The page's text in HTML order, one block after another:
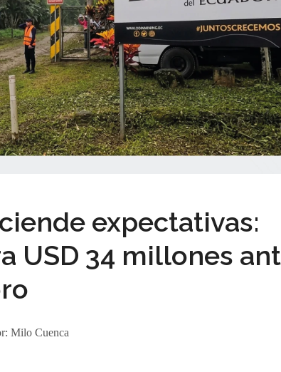
expectativas:
USD 34 millones
Milo Cuenca